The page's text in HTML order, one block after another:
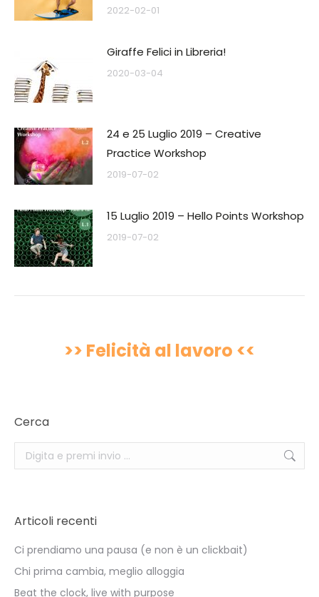
2022-02-01
Giraffe Felici in Libreria!
2020-03-04
24 e 25 Luglio 2019 – Creative
Practice Workshop
2019-07-02
15 Luglio 2019 – Hello Points Workshop
2019-07-02
>> Felicità al lavoro <<
Cerca
Search:
Articoli recenti
Ci prendiamo una pausa (e non è un clickbait)
Chi prima cambia, meglio alloggia
Beat the clock, live with purpose